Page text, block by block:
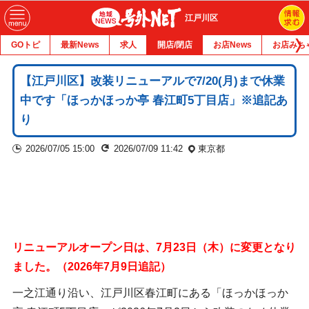
江戸川区
GOトピ 最新News 求人 開店/閉店 お店News お店みち
【江戸川区】改装リニューアルで7/20(月)まで休業
中です「ほっかほっか亭 春江町5丁目店」※追記あ
り
2026/07/05 15:00 2026/07/09 11:42 東京都
リニューアルオープン日は、7月23日（木）に変更となり
ました。（2026年7月9日追記）
一之江通り沿い、江戸川区春江町にある「ほっかほっか